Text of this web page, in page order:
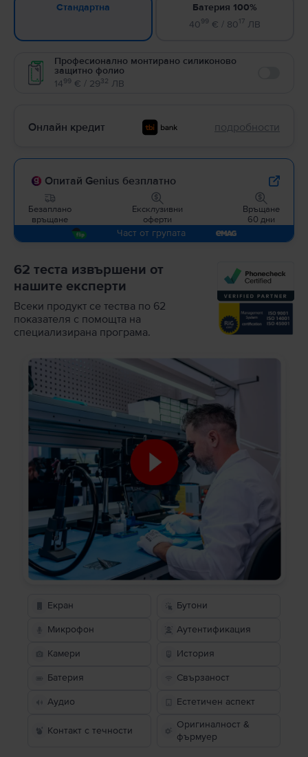
Стандартна
Батерия 100%
4099 € / 8017 ЛВ
Професионално монтирано силиконово
защитно фолио
1499 € / 2932 ЛВ
Онлайн кредит подробности
Опитай Genius безплатно
Безаплано
връщане
Ексклузивни
оферти
Връщане
60 дни
Част от групата
62 теста извършени от
нашите експерти
Всеки продукт се тества по 62
показателя с помощта на
специализирана програма.
Екран Бутони
Микрофон Аутентификация
Камери История
Батерия Свързаност
Аудио Естетичен аспект
Контакт с течности
Оригиналност &
фърмуер